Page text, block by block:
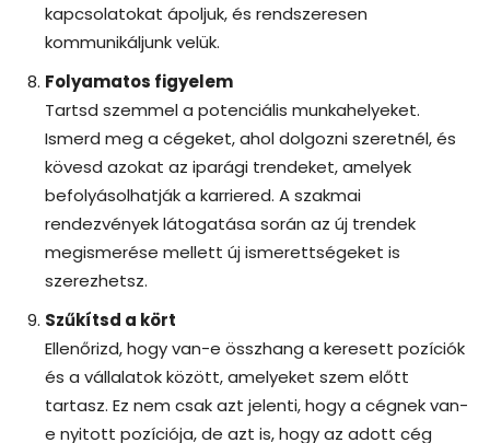
kapcsolatokat ápoljuk, és rendszeresen
kommunikáljunk velük.
Folyamatos figyelem
Tartsd szemmel a potenciális munkahelyeket.
Ismerd meg a cégeket, ahol dolgozni szeretnél, és
kövesd azokat az iparági trendeket, amelyek
befolyásolhatják a karriered. A szakmai
rendezvények látogatása során az új trendek
megismerése mellett új ismerettségeket is
szerezhetsz.
Szűkítsd a kört
Ellenőrizd, hogy van-e összhang a keresett pozíciók
és a vállalatok között, amelyeket szem előtt
tartasz. Ez nem csak azt jelenti, hogy a cégnek van-
e nyitott pozíciója, de azt is, hogy az adott cég